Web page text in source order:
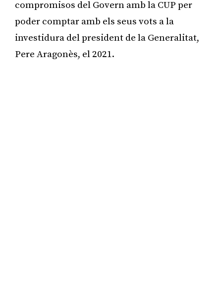
compromisos del Govern amb la CUP per
poder comptar amb els seus vots a la
investidura del president de la Generalitat,
Pere Aragonès, el 2021.